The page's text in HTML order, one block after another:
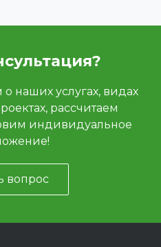
наших услугах, видах
рассчитаем
индивидуальное
вопрос